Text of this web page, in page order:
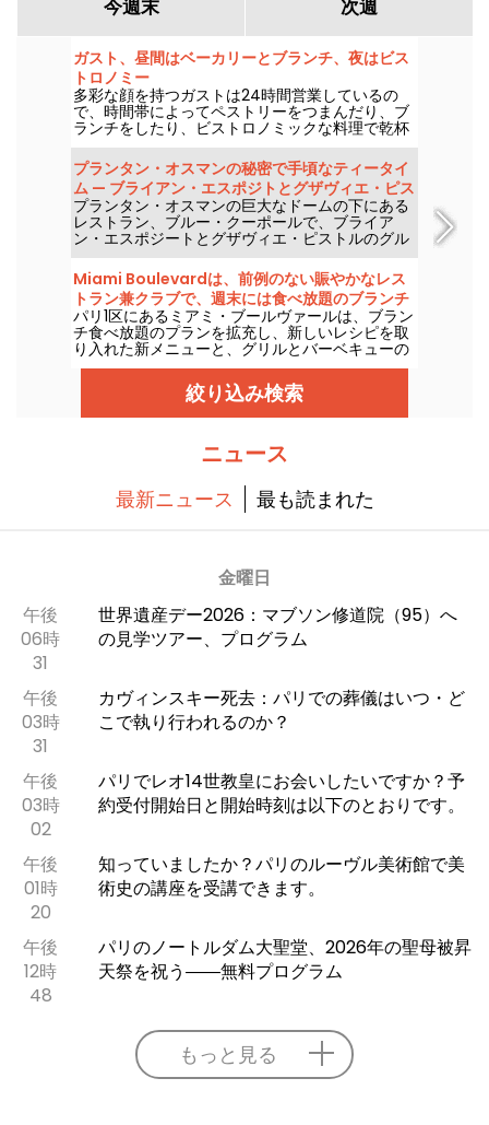
今週末 次週
ガスト、昼間はベーカリーとブランチ、夜はビス
トロノミー
多彩な顔を持つガストは24時間営業しているの
で、時間帯によってペストリーをつまんだり、ブ
ランチをしたり、ビストロノミックな料理で乾杯
したりできる。
プランタン・オスマンの秘密で手頃なティータイ
ム — ブライアン・エスポジトとグザヴィエ・ピス
トルが案内
プランタン・オスマンの巨大なドームの下にある
レストラン、ブルー・クーポールで、ブライア
ン・エスポジートとグザヴィエ・ピストルのグル
メなティータイムを楽しみませんか？グルメであ
りながら毎日利用できる、誰もが楽しめるレスト
ランです。
Miami Boulevardは、前例のない賑やかなレス
トラン兼クラブで、週末には食べ放題のブランチ
を提供します。
パリ1区にあるミアミ・ブールヴァールは、ブラン
チ食べ放題のプランを拡充し、新しいレシピを取
り入れた新メニューと、グリルとバーベキューの
選択肢を大幅に拡充しました。とはいえ、食べ放
題・全込みのプランは大人1名あたり29€のまま、
土曜と日曜に提供されます。
絞り込み検索
ニュース
最新ニュース 最も読まれた
金曜日
午後
06時
31
世界遺産デー2026：マブソン修道院（95）へ
の見学ツアー、プログラム
午後
03時
31
カヴィンスキー死去：パリでの葬儀はいつ・ど
こで執り行われるのか？
午後
03時
02
パリでレオ14世教皇にお会いしたいですか？予
約受付開始日と開始時刻は以下のとおりです。
午後
01時
20
知っていましたか？パリのルーヴル美術館で美
術史の講座を受講できます。
午後
12時
48
パリのノートルダム大聖堂、2026年の聖母被昇
天祭を祝う――無料プログラム
もっと見る